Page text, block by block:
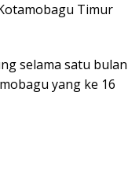
Timur
selama satu bulan
yang ke 16